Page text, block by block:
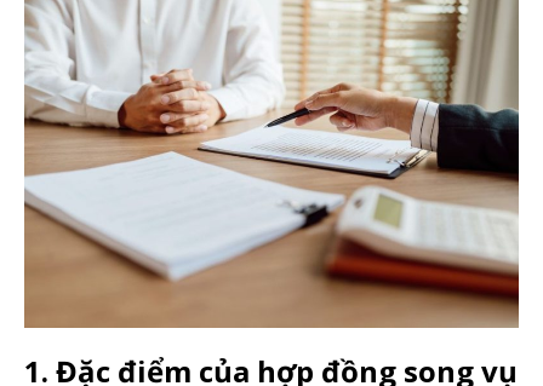
1. Đặc điểm của hợp đồng song vụ